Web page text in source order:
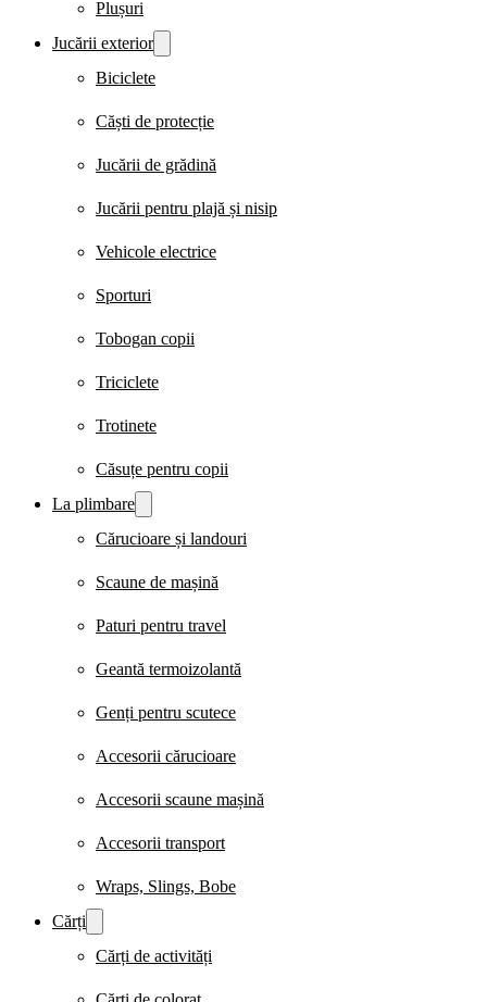
Plușuri
Jucării exterior
Biciclete
Căști de protecție
Jucării de grădină
Jucării pentru plajă și nisip
Vehicole electrice
Sporturi
Tobogan copii
Triciclete
Trotinete
Căsuțe pentru copii
La plimbare
Cărucioare și landouri
Scaune de mașină
Paturi pentru travel
Geantă termoizolantă
Genți pentru scutece
Accesorii cărucioare
Accesorii scaune mașină
Accesorii transport
Wraps, Slings, Bobe
Cărți
Cărți de activități